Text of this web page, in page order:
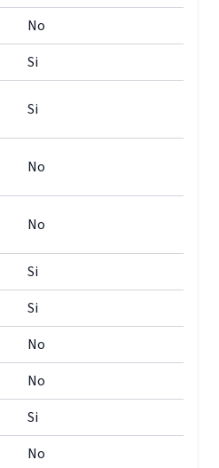
No
Si
Si
No
No
Si
Si
No
No
Si
No